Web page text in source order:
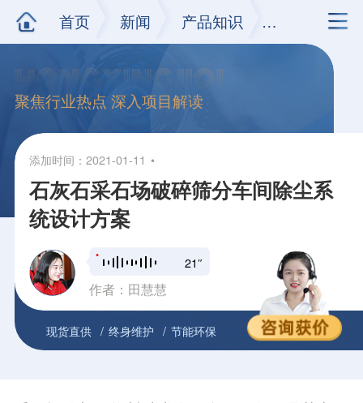
首页 新闻 产品知识 正文
聚焦行业热点 深入项目解读
添加时间：2021-01-11
石灰石采石场破碎筛分车间除尘系
统设计方案
21″
作者：田慧慧
现货直供 终身维护 节能环保